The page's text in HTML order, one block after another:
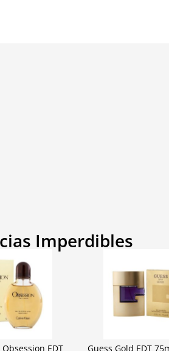
Imperdibles
EDT Guess Gold EDT